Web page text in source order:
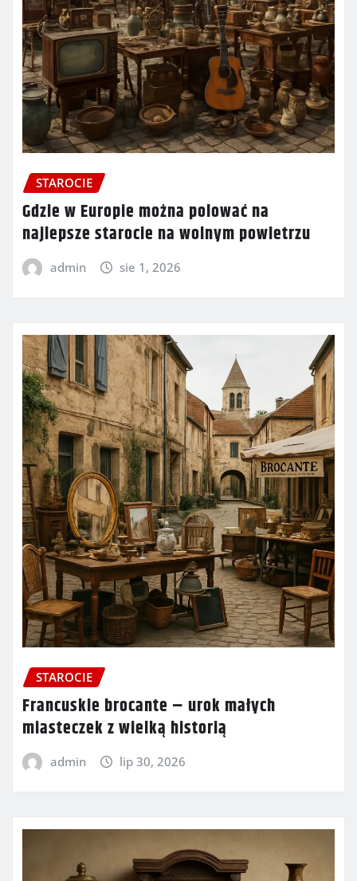
STAROCIE
Gdzie w Europie można polować na
najlepsze starocie na wolnym powietrzu
admin sie 1, 2026
STAROCIE
Francuskie brocante – urok małych
miasteczek z wielką historią
admin lip 30, 2026